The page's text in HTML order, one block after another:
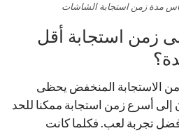
مدة زمن استجابة الشاشات
زمن استجابة أقل
الاستجابة المنخفض يحظى
إلى أسرع زمن استجابة ممكنا للحد
تجربة لعب. فكلما كانت